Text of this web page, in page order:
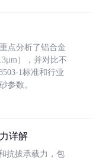
点分析了铝合金
），并对比不
1标准和行业
参数。
详解
抗拔承载力，包